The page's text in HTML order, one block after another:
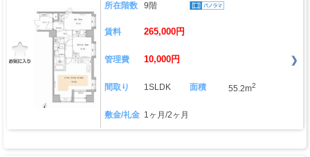
所在階数 9階
賃料 265,000円
管理費 10,000円
間取り 1SLDK 面積 55.2m2
敷金/礼金 1ヶ月/2ヶ月